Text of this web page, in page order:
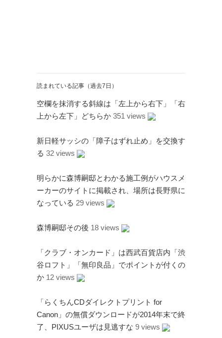
ごろなお通信
ギャラリー猫町
（Facebook）
FANDERSON
FANDERSON（Facebook
The Official Gerry
Anderson Website
UFO Series Home Page
Page（Facebook）
THE ART OF
UFO（Facebook）
Information
特撮 プロップス 倉庫
ペンギン貿易
読まれている記事（過去7日）
空欄を抹消する斜線は「左上から右下」「右
上から左下」どちらか 351 views
新日軽サッシの「障子はずれ止め」を交換す
る 32 views
明らかに森博嗣邸とわかる施工例がハウスメ
ーカーのサイトに掲載され、場所は長野県に
なっている 29 views
森博嗣邸その後 18 views
「クラブ・オンカード」は西武百貨店内「渋
谷ロフト」「無印良品」でポイントが付くの
か 12 views
「らくちんCDダイレクトプリント for
Canon」の無償ダウンロードが2014年末で終
了、PIXUSユーザは見逃すな 9 views